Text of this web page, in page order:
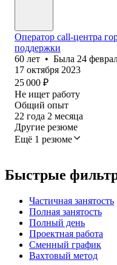
Оператор call-центра
поддержки
60 лет • Была 24
17 октября 2023
25 000 ₽
Не ищет работу
Общий опыт
22 года 2 месяца
Другие резюме
Ещё 1 резюме
Быстрые
Частичная занятость
Полная занятость
Полный день
Проектная работа
Сменный график
Вахтовый метод